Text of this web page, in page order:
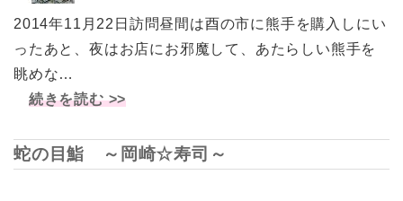
2014年11月22日訪問昼間は酉の市に熊手を購入しにい
ったあと、夜はお店にお邪魔して、あたらしい熊手を
眺めな…
続きを読む >>
蛇の目鮨 ～岡崎☆寿司～